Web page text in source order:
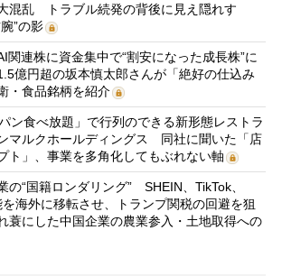
混乱 トラブル続発の背後に見え隠れす
”の影
関連株に資金集中で“割安になった成長株”に
億円超の坂本慎太郎さんが「絶好の仕込み
・食品銘柄を紹介
ン食べ放題」で行列のできる新形態レストラ
マルクホールディングス 同社に聞いた「店
ト」、事業を多角化してもぶれない軸
の“国籍ロンダリング” SHEIN、TikTok、
海外に移転させ、トランプ関税の回避を狙
にした中国企業の農業参入・土地取得への